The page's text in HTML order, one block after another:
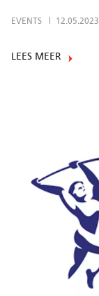
EVENTS 12.05.2023
LEES MEER